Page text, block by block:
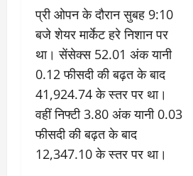
प्री ओपन के दौरान सुबह 9:10
बजे शेयर मार्केट हरे निशान पर
था। सेंसेक्स 52.01 अंक यानी
0.12 फीसदी की बढ़त के बाद
41,924.74 के स्तर पर था।
वहीं निफ्टी 3.80 अंक यानी 0.03
फीसदी की बढ़त के बाद
12,347.10 के स्तर पर था।